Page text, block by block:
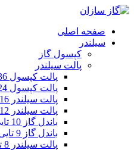
صفحه اصلی
سیلندر
کپسول گاز
پالت سیلندر
پالت کپسول 36 تایی
پالت کپسول 24 تایی
پالت سیلندر 16 تایی
پالت سیلندر 12 تایی
باندل گاز 10 تایی
باندل گاز 9 تایی
پالت سیلندر 8 تایی